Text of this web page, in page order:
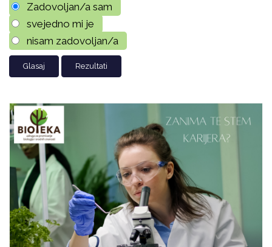
Zadovoljan/a sam
svejedno mi je
nisam zadovoljan/a
Rezultati